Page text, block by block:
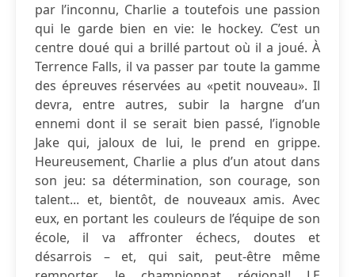
par l’inconnu, Charlie a toutefois une passion
qui le garde bien en vie: le hockey. C’est un
centre doué qui a brillé partout où il a joué. À
Terrence Falls, il va passer par toute la gamme
des épreuves réservées au «petit nouveau». Il
devra, entre autres, subir la hargne d’un
ennemi dont il se serait bien passé, l’ignoble
Jake qui, jaloux de lui, le prend en grippe.
Heureusement, Charlie a plus d’un atout dans
son jeu: sa détermination, son courage, son
talent... et, bientôt, de nouveaux amis. Avec
eux, en portant les couleurs de l’équipe de son
école, il va affronter échecs, doutes et
désarrois – et, qui sait, peut-être même